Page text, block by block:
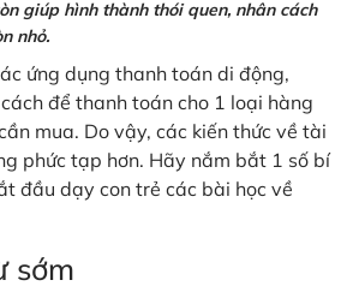
giúp hình thành thói quen, nhân cách
nhỏ.
ứng dụng thanh toán di động,
để thanh toán cho 1 loại hàng
mua. Do vậy, các kiến thức về tài
phức tạp hơn. Hãy nắm bắt 1 số bí
đầu dạy con trẻ các bài học về
sớm